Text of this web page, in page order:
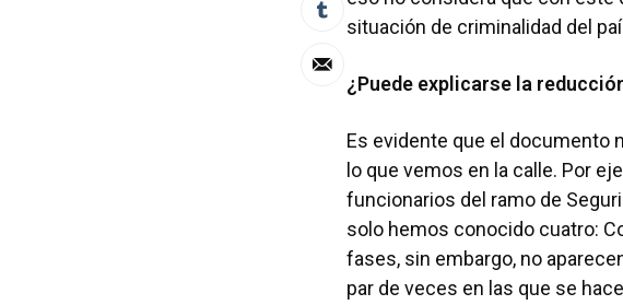
situación de criminalidad del
¿Puede explicarse la
Es evidente que el documento
lo que vemos en la calle. Por
funcionarios del ramo de
solo hemos conocido cuatro:
fases, sin embargo, no
par de veces en las que se